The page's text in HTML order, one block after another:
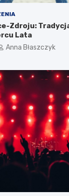
Zdroju:
Lata
Anna Błaszczyk